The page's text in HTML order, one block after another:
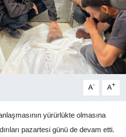
A- A+
yürürlükte olmasına
pazartesi günü de devam etti.